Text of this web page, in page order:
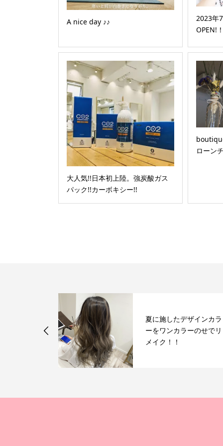
A nice day ♪♪
2023年
OPEN!
大人気!!日本初上陸。強炭酸ガス
パック!!カーボキシー!!
ローン
夏に施したデザインカラ
ーをワンカラーのせでリ
メイク！！